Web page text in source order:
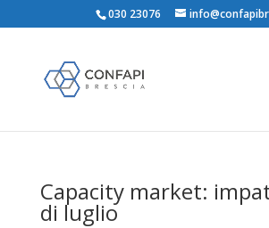
030 23076
Capacity market:
di luglio